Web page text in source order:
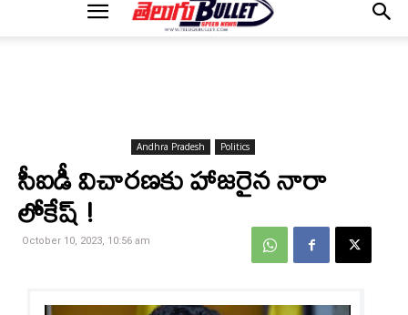
Andhra Pradesh Politics
సీఐడీ విచారణకు హాజరైన నారా
లోకేష్ !
October 10, 2023, 10:56 am